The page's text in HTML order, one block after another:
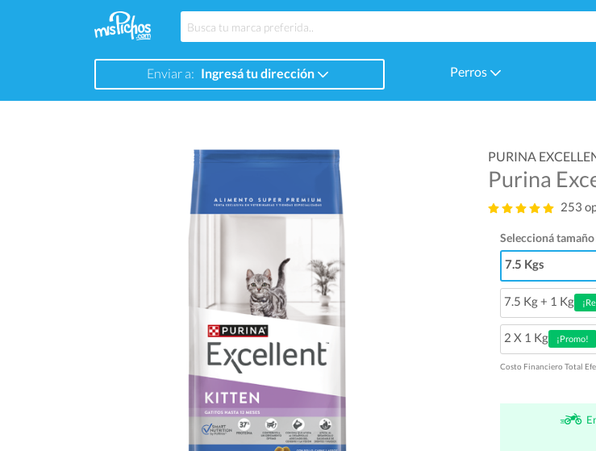
Enviar a: Ingresá tu dirección Perros
PURINA
Purina
253
Seleccioná tamaño
7.5 Kgs
7.5 Kg + 1 Kg
2 X 1 Kg ¡Promo!
Costo Financiero Total